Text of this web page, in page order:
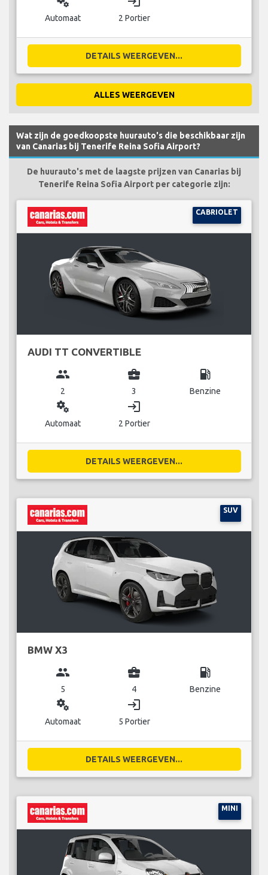
Automaat 2 Portier
DETAILS WEERGEVEN...
ALLES WEERGEVEN
Wat zijn de goedkoopste huurauto's die beschikbaar zijn
van Canarias bij Tenerife Reina Sofia Airport?
De huurauto's met de laagste prijzen van Canarias bij
Tenerife Reina Sofia Airport per categorie zijn:
CABRIOLET
AUDI TT CONVERTIBLE
group
2
business_center
3
local_gas_station
Benzine
miscellaneous_services
Automaat
login
2 Portier
DETAILS WEERGEVEN...
SUV
BMW X3
group
5
business_center
4
local_gas_station
Benzine
miscellaneous_services
Automaat
login
5 Portier
DETAILS WEERGEVEN...
MINI